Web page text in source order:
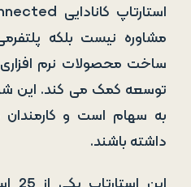
مشاوره نیست بلکه
ساخت محصولات نرم افزاری
توسعه کمک می کند. این
به سهام است و
داشته باشند.